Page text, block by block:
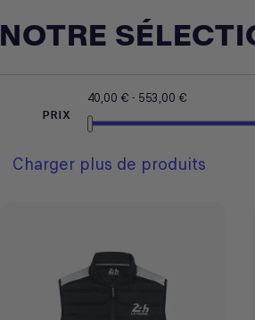
NOTRE
PRIX
40,00 € - 553,00 €
Charger plus de produits